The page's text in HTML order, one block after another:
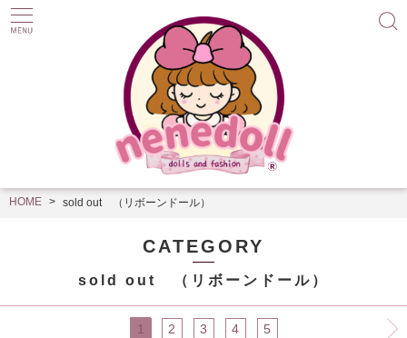
HOME sold out （リボーンドール）
CATEGORY
sold out （リボーンドール）
1 2 3 4 5